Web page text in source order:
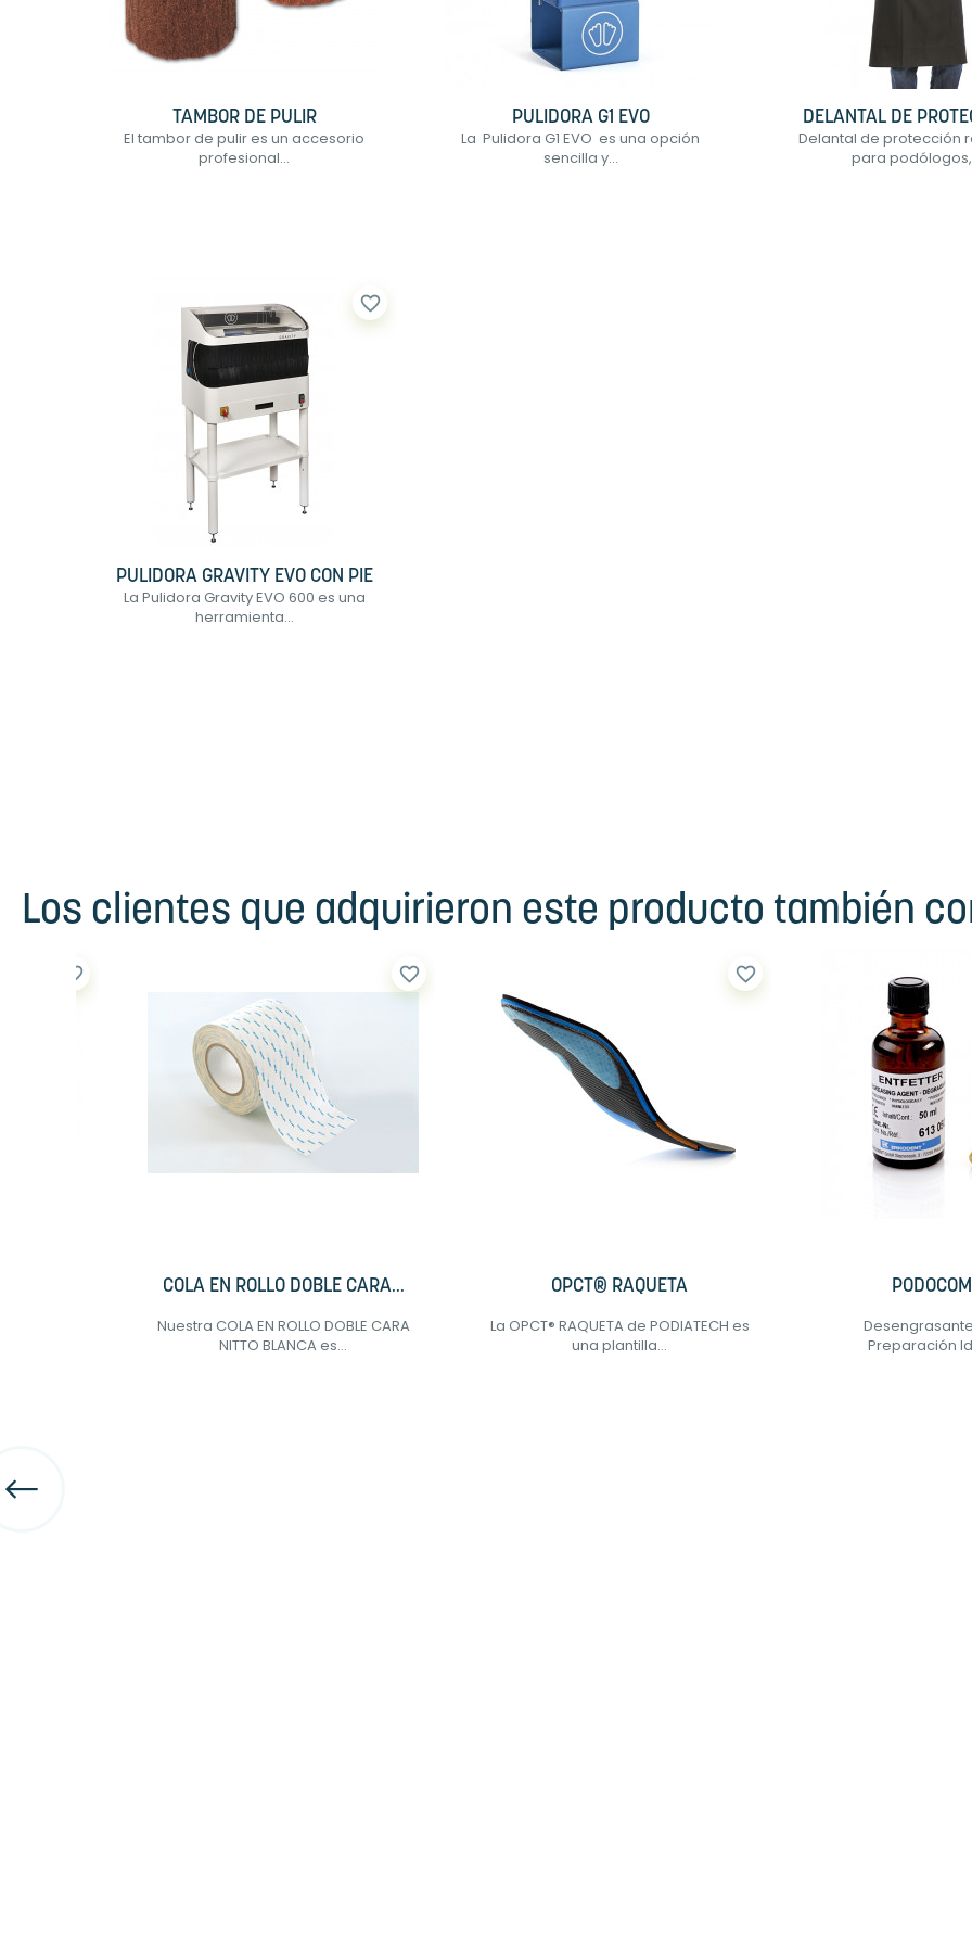
TAMBOR DE PULIR
El tambor de pulir es un accesorio
profesional...
PULIDORA G1 EVO
La Pulidora G1 EVO es una opción
sencilla y...
DELANTAL DE
Delantal de protección
para
PULIDORA GRAVITY EVO CON PIE
La Pulidora Gravity EVO 600 es una
herramienta...
favorite_border
Los clientes que adquirieron este producto también
favorite_border
COLA EN ROLLO DOBLE CARA...
Nuestra COLA EN ROLLO DOBLE CARA
NITTO BLANCA es...
favorite_border
OPCT® RAQUETA
La OPCT® RAQUETA de PODIATECH es
una plantilla...
favorite_border
Preparación